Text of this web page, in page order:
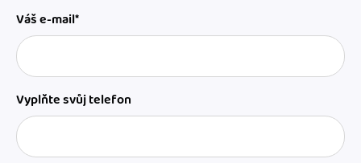
Váš e-mail*
Vyplňte svůj telefon